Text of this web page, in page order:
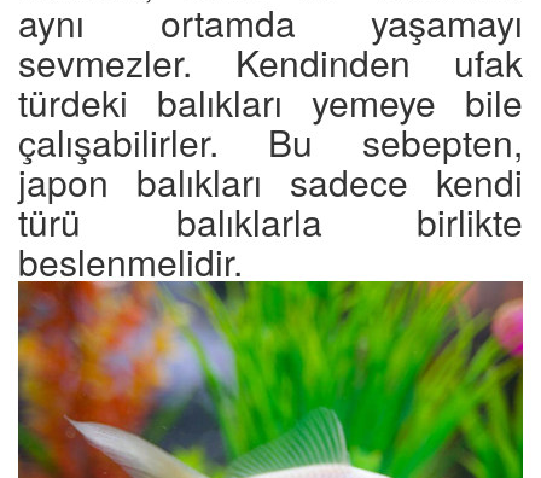
aynı ortamda yaşamayı
sevmezler. Kendinden ufak
türdeki balıkları yemeye bile
çalışabilirler. Bu sebepten,
japon balıkları sadece kendi
türü balıklarla birlikte
beslenmelidir.